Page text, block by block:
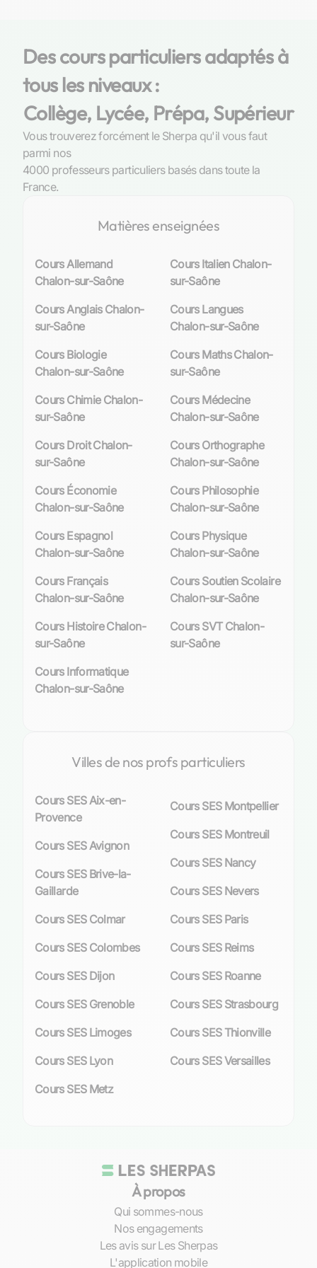
de répondre aux besoins diversifiés des élèves.
Avec une population scolaire composée de 248
enfants en maternelle et primaire, ainsi que de
894 adolescents dans les collèges et lycées, la
ville est un terreau fertile pour le développement
intellectuel et académique.
Les établissements scolaires offrant des cours
de SES
Dans cette ville bourguignonne, les Sciences
Économiques et Sociales (SES) occupent une
secondaire. Des établissements renommés tels
que le collège Louis Pasteur ou le lycée Saint-
Jean des Vignes mettent à disposition des
programmes rigoureux pour assurer une
essentielle. Les SES y sont enseignées avec la
précision et la clarté requises pour susciter chez
mécanismes économiques et sociaux qui
régissent notre monde.
L’importance des SES dans le cursus des
Les Sciences Économiques et Sociales ne se
d’autres ; elles constituent un pilier fondamental
du baccalauréat et jouent un rôle crucial dans la
formation citoyenne des jeunes. À Chalon-sur-
Saône, où chaque parcours scolaire est jalonné
français ou les examens de fin d’année, maîtriser
les SES devient impératif. Pourtant, tous les
aisance ou enthousiasme. C’est là
qu’interviennent nos services personnalisés : ils
ces matières autrefois redoutées.
chalonnais d’envisager avec sérénité leurs
ambitions futures, qu’il s’agisse de poursuivre
vers des études supérieures en sciences
économiques ou simplement d’affiner leur esprit
critique face aux enjeux contemporains. Nos
professeurs expérimentés
sont prêts à
savoir en SES, avec l’engagement ferme
d’enrichir leur parcours éducatif.
Les avantages des cours particuliers de
Personnalisation de l’enseignement
Lapersonnalisation
est le maître-mot des cours
Saône. Chaque élève bénéficie d’une attention
spécificités individuelles, qu’il s’agisse de
combler des lacunes ou d’explorer en
profondeur certaines théories économiques et
Diagnostic précis :
dès la première
Des cours particuliers adaptés à
tous les niveaux :
Collège, Lycée, Prépa, Supérieur
Vous trouverez forcément le Sherpa qu'il vous faut
parmi nos
4000 professeurs particuliers basés dans toute la
France.
Matières enseignées
Cours Allemand
Chalon-sur-Saône
Cours Anglais Chalon-
sur-Saône
Cours Biologie
Chalon-sur-Saône
Cours Chimie Chalon-
sur-Saône
Cours Droit Chalon-
sur-Saône
Cours Économie
Chalon-sur-Saône
Cours Espagnol
Chalon-sur-Saône
Cours Français
Chalon-sur-Saône
Cours Histoire Chalon-
sur-Saône
Cours Informatique
Chalon-sur-Saône
Cours Italien Chalon-
sur-Saône
Cours Langues
Chalon-sur-Saône
Cours Maths Chalon-
sur-Saône
Cours Médecine
Chalon-sur-Saône
Cours Orthographe
Chalon-sur-Saône
Cours Philosophie
Chalon-sur-Saône
Cours Physique
Chalon-sur-Saône
Cours Soutien Scolaire
Chalon-sur-Saône
Cours SVT Chalon-
sur-Saône
Villes de nos profs particuliers
Cours SES Aix-en-
Provence
Cours SES Avignon
Cours SES Brive-la-
Gaillarde
Cours SES Colmar
Cours SES Colombes
Cours SES Dijon
Cours SES Grenoble
Cours SES Limoges
Cours SES Lyon
Cours SES Metz
Cours SES Montpellier
Cours SES Montreuil
Cours SES Nancy
Cours SES Nevers
Cours SES Paris
Cours SES Reims
Cours SES Roanne
Cours SES Strasbourg
Cours SES Thionville
Cours SES Versailles
À propos
Qui sommes-nous
Nos engagements
Les avis sur Les Sherpas
L'application mobile